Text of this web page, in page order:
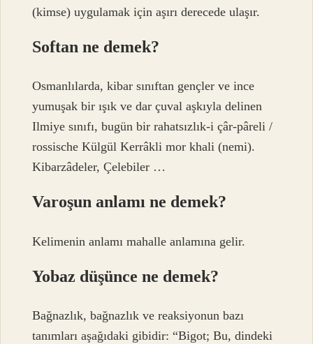
(kimse) uygulamak için aşırı derecede ulaşır.
Softan ne demek?
Osmanlılarda, kibar sınıftan gençler ve ince
yumuşak bir ışık ve dar çuval aşkıyla delinen
Ilmiye sınıfı, bugün bir rahatsızlık-i çâr-pâreli /
rossische Külgül Kerrâkli mor khali (nemi).
Kibarzâdeler, Çelebiler …
Varoşun anlamı ne demek?
Kelimenin anlamı mahalle anlamına gelir.
Yobaz düşünce ne demek?
Bağnazlık, bağnazlık ve reaksiyonun bazı
tanımları aşağıdaki gibidir: “Bigot; Bu, dindeki